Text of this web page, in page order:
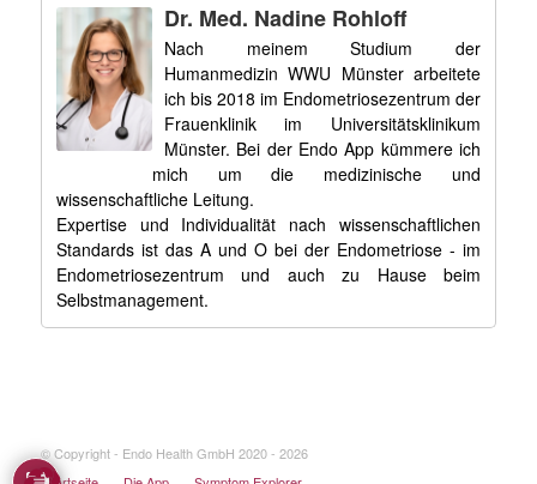
Dr. Med. Nadine Rohloff
Nach meinem Studium der
Humanmedizin WWU Münster arbeitete
ich bis 2018 im Endometriosezentrum der
Frauenklinik im Universitätsklinikum
Münster. Bei der Endo App kümmere ich
mich um die medizinische und
wissenschaftliche Leitung.
Expertise und Individualität nach wissenschaftlichen
Standards ist das A und O bei der Endometriose - im
Endometriosezentrum und auch zu Hause beim
Selbstmanagement.
© Copyright - Endo Health GmbH 2020 - 2026